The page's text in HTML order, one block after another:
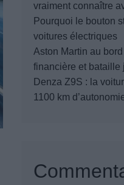
vraiment connaître
Pourquoi le bouton
voitures électriques
Aston Martin au
financière et bataille
Denza Z9S : la
1100 km